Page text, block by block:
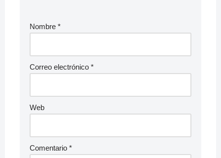
Nombre *
Correo electrónico *
Web
Comentario *